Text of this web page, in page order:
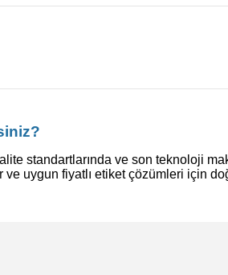
standartlarında ve son teknoloji
uygun fiyatlı etiket çözümleri için